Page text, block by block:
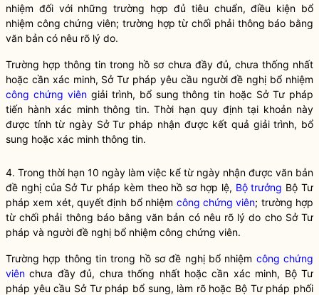
nhiệm đối với những trường hợp đủ tiêu chuẩn, điều kiện bổ
nhiệm công chứng viên; trường hợp từ chối phải thông báo bằng
văn bản có nêu rõ lý do.
Trường hợp thông tin trong hồ sơ chưa đầy đủ, chưa thống nhất
hoặc cần xác minh, Sở Tư pháp yêu cầu người đề nghị bổ nhiệm
công chứng viêngiải trình, bổ sung thông tin hoặc Sở Tư pháp
tiến hành xác minh thông tin. Thời hạn quy định tại khoản này
được tính từ ngày Sở Tư pháp nhận được kết quả giải trình, bổ
sung hoặc xác minh thông tin.
4. Trong thời hạn 10 ngày làm việc kể từ ngày nhận được văn bản
đề nghị của Sở Tư pháp kèm theo hồ sơ hợp lệ, Bộ trưởng Bộ Tư
pháp xem xét, quyết định bổ nhiệm công chứng viên; trường hợp
từ chối phải thông báo bằng văn bản có nêu rõ lý do cho Sở Tư
pháp và người đề nghị bổ nhiệm công chứng viên.
Trường hợp thông tin trong hồ sơ đề nghị bổ nhiệm công chứng
viên chưa đầy đủ, chưa thống nhất hoặc cần xác minh, Bộ Tư
pháp yêu cầu Sở Tư pháp bổ sung, làm rõ hoặc Bộ Tư pháp phối